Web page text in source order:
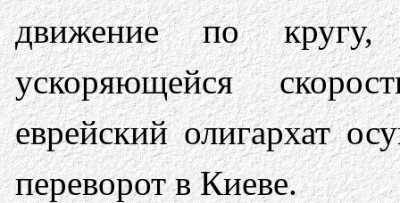
движение по
ускоряющейся
еврейский олигархат
переворот в Киеве.